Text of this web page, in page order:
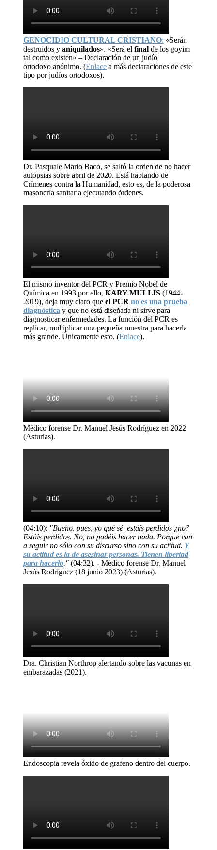
GENOCIDIO CULTURAL CRISTIANO: «Serán
destruidos y aniquilados». «Será el final de los goyim
tal como existen» – Declaración de un judío
ortodoxo anónimo. (Enlace a más declaraciones de este
tipo por judíos ortodoxos).
Dr. Pasquale Mario Baco, se saltó la orden de no hacer
autopsias sobre abril de 2020. Está hablando de
Crímenes contra la Humanidad, esto es, de la poderosa
masonería sanitaria ejecutando órdenes.
El mismo inventor del PCR y Premio Nobel de
Química en 1993 por ello, KARY MULLIS (1944-
2019), deja muy claro que el PCR no es una prueba
diagnóstica y que no está diseñada ni sirve para
diagnosticar enfermedades. La función del PCR es
replicar, multiplicar una pequeña muestra para hacerla
más grande. Únicamente esto. (Enlace).
Médico forense Dr. Manuel Jesús Rodríguez en 2022
(Asturias).
(04:10): "Bueno, pues, yo qué sé, estáis perdidos ¿no?
Estáis perdidos. No, no podéis hacer nada. Porque van
a seguir no sólo con su discurso sino con su actitud. Y
su actitud es la de asesinar personas. Tienen libertad
para hacerlo." (04:32). - Médico forense Dr. Manuel
Jesús Rodríguez (18 junio 2023) (Asturias).
Dra. Christian Northrop alertando sobre las vacunas en
embarazadas (2021).
Endoscopia revela óxido de grafeno dentro del cuerpo.